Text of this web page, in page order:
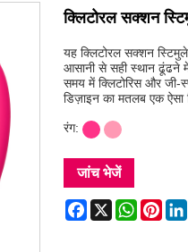
क्लिटोरल सक्शन
यह क्लिटोरल सक्शन
आसानी से सही स्थान ढूंढने
समय में क्लिटोरिस और जी-
डिज़ाइन का मतलब एक ऐसा
रंग:
जांच भेजें
Facebook
X